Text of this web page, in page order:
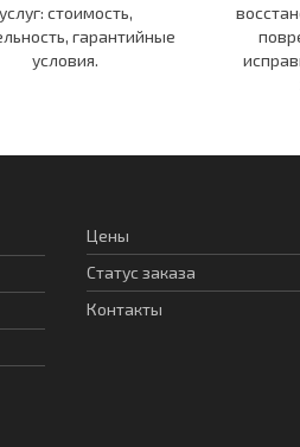
услуг: стоимость,
гарантийные
условия.
Цены
Статус заказа
Контакты